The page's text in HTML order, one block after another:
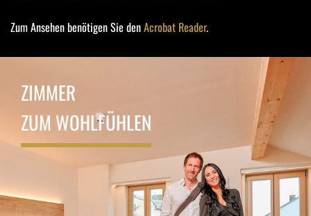
Zum Ansehen benötigen Sie denAcrobat Reader.
ZIMMER
ZUM WOHLFÜHLEN